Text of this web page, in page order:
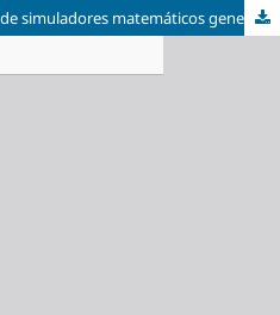
Mediación docente en el uso de simuladores matemáticos generados mediante inteligencia artificial: Un estudio cualitativo en el nivel de Bachillerato